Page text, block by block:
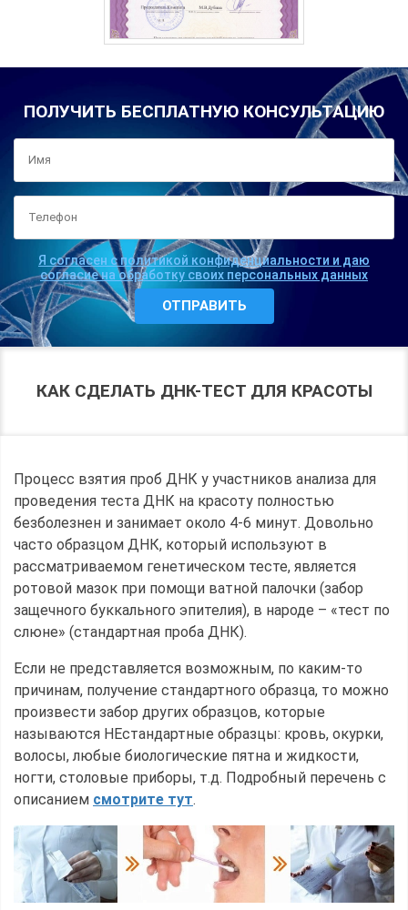
ПОЛУЧИТЬ БЕСПЛАТНУЮ КОНСУЛЬТАЦИЮ
Я согласен с политикой конфиденциальности и даю
согласие на обработку своих персональных данных
КАК СДЕЛАТЬ ДНК-ТЕСТ ДЛЯ КРАСОТЫ
Процесс взятия проб ДНК у участников анализа для
проведения теста ДНК на красоту полностью
безболезнен и занимает около 4-6 минут. Довольно
часто образцом ДНК, который используют в
рассматриваемом генетическом тесте, является
ротовой мазок при помощи ватной палочки (забор
защечного буккального эпителия), в народе – «тест по
слюне» (стандартная проба ДНК).
Если не представляется возможным, по каким-то
причинам, получение стандартного образца, то можно
произвести забор других образцов, которые
называются НЕстандартные образцы: кровь, окурки,
волосы, любые биологические пятна и жидкости,
ногти, столовые приборы, т.д. Подробный перечень с
описанием смотрите тут.